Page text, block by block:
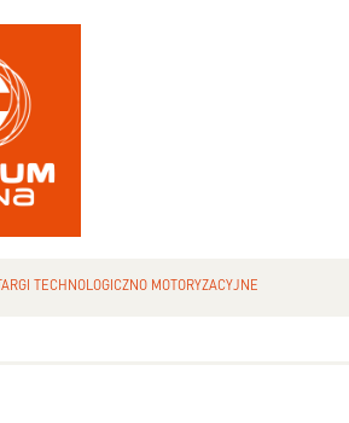
TARGI TECHNOLOGICZNO MOTORYZACYJNE